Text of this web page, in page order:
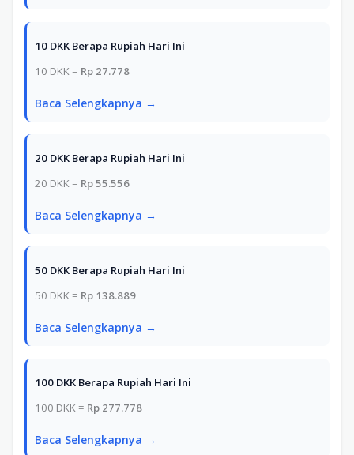
10 DKK Berapa Rupiah Hari Ini
10 DKK = Rp 27.778
Baca Selengkapnya →
20 DKK Berapa Rupiah Hari Ini
20 DKK = Rp 55.556
Baca Selengkapnya →
50 DKK Berapa Rupiah Hari Ini
50 DKK = Rp 138.889
Baca Selengkapnya →
100 DKK Berapa Rupiah Hari Ini
100 DKK = Rp 277.778
Baca Selengkapnya →